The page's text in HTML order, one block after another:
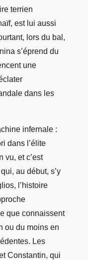
terrien
est lui aussi
lors du bal,
s’éprend du
une
dans les
infernale :
dans l’élite
vu, et c’est
au début, s’y
l’histoire
que connaissent
ou du moins en
Les
Constantin, qui